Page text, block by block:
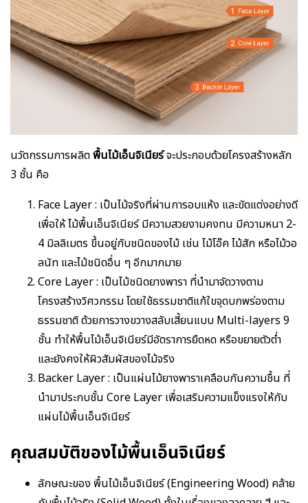
นวัตกรรมการผลิตพื้นไม้เอ็นจิเนียร์จะประกอบด้วยโครงสร้างหลัก
3 ชั้น คือ
Face Layer : เป็นไม้จริงที่ผ่านการอบแห้ง และขัดแต่งอย่างดี
เพื่อให้ ไม้พื้นเอ็นจิเนียร์ มีความสวยงามคงทน มีความหนา 2-
4 มิลลิเมตร ขึ้นอยู่กับชนิดของไม้ เช่น ไม้โอ๊ค ไม้สัก หรือไม้วอ
ลนัท และไม้ชนิดอื่น ๆ อีกมากมาย
Core Layer : เป็นไม้ชนิดยางพารา ที่นำมาจัดวางตาม
โครงสร้างวิศวกรรม โดยใช้ธรรมชาติแก้ใขจุดบกพร่องตาม
ธรรมชาติ ด้วยการวางขวางสลับเสี้ยนแบบ Multi-layers 9
ชั้น ทำให้พื้นไม้เอ็นจิเนียร์มีอัตราการยืดหด หรือขยายตัวต่ำ
และยังคงให้ผิวสัมผัสของไม้จริง
Backer Layer : เป็นแผ่นไม้ยางพาราเคลือบกันความชื้น ที่
นำมาประกบชั้น Core Layer เพื่อเสริมความแข็งแรงให้กับ
แผ่นไม้พื้นเอ็นจิเนียร์
คุณสมบัติของไม้พื้นเอ็นจิเนียร์
ลักษณะของ พื้นไม้เอ็นจิเนียร์ (Engineering Wood) คล้าย